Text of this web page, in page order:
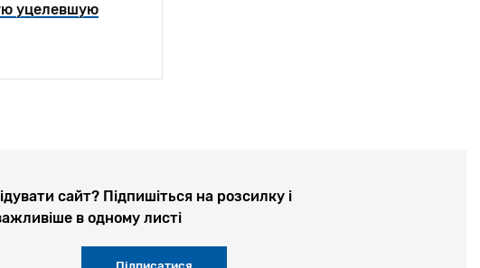
уцелевшую
сайт? Підпишіться на розсилку і
в одному листі